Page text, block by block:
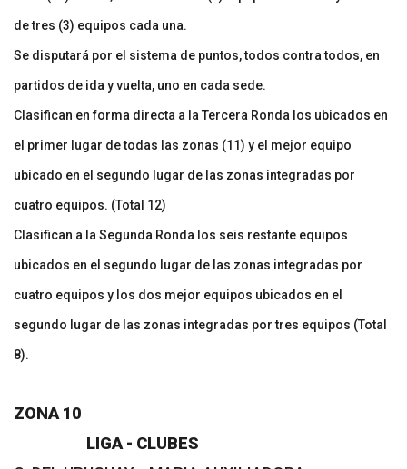
de tres (3) equipos cada una.
Se disputará por el sistema de puntos, todos contra todos, en
partidos de ida y vuelta, uno en cada sede.
Clasifican en forma directa a la Tercera Ronda los ubicados en
el primer lugar de todas las zonas (11) y el mejor equipo
ubicado en el segundo lugar de las zonas integradas por
cuatro equipos. (Total 12)
Clasifican a la Segunda Ronda los seis restante equipos
ubicados en el segundo lugar de las zonas integradas por
cuatro equipos y los dos mejor equipos ubicados en el
segundo lugar de las zonas integradas por tres equipos (Total
8).
ZONA 10
LIGA - CLUBES